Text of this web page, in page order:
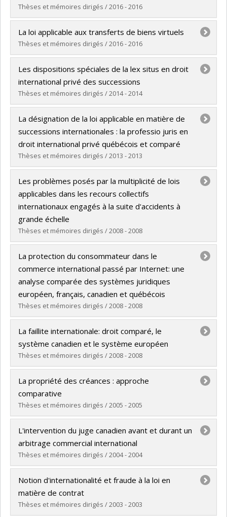
Diplôme obtenu :LL. D.
Lien vers le document dans Papyrus
Thèses et mémoires dirigés / 2016 - 2016
Diplômé(e) :Bertaud du Chazaud, Justine BDC.
Cycle : Maîtrise
Diplôme obtenu :LL. M.
Lien vers le document dans Papyrus
La loi applicable aux transferts de biens virtuels
Thèses et mémoires dirigés / 2016 - 2016
Diplômé(e) :Carré, Dobah
Cycle :Doctorat
Diplôme obtenu :LL. D.
Lien vers le document dans Papyrus
Les dispositions spéciales de la lex situs en droit
international privé des successions
Thèses et mémoires dirigés / 2014 - 2014
Diplômé(e) :Chikoc Barreda, Naivi
Cycle :Maîtrise
Diplôme obtenu :LL. M.
Lien vers le document dans Papyrus
La désignation de la loi applicable en matière de
successions internationales : la professio juris en
droit international privé québécois et comparé
Thèses et mémoires dirigés / 2013 - 2013
Diplômé(e) :Ghozlan, Stéphanie
Cycle :Maîtrise
Diplôme obtenu :LL. M.
Lien vers le document dans Papyrus
Les problèmes posés par la multiplicité de lois
applicables dans les recours collectifs
internationaux engagés à la suite d'accidents à
grande échelle
Thèses et mémoires dirigés / 2008 - 2008
Diplômé(e) : Fournier, Johanne
Cycle :Maîtrise
Diplôme obtenu : LL. M.
Lien vers le document dans Papyrus
La protection du consommateur dans le
commerce international passé par Internet: une
analyse comparée des systèmes juridiques
européen, français, canadien et québécois
Thèses et mémoires dirigés / 2008 - 2008
Diplômé(e) :Koné, Moriba Alain
Cycle :Maîtrise
Diplôme obtenu :LL. M.
Lien vers le document dans Papyrus
La faillite internationale: droit comparé, le
système canadien et le système européen
Thèses et mémoires dirigés / 2008 - 2008
Diplômé(e) :Carré, Dobah
Cycle :Maîtrise
Diplôme obtenu :LL. M.
Lien vers le document dans Papyrus
La propriété des créances : approche
comparative
Thèses et mémoires dirigés / 2005 - 2005
Diplômé(e) :Emerich, Yaëll
Cycle :Doctorat
Diplôme obtenu :LL. D.
Lien vers le document dans Papyrus
L'intervention du juge canadien avant et durant un
arbitrage commercial international
Thèses et mémoires dirigés / 2004 - 2004
Diplômé(e) :Bachand, Frédéric
Cycle :Doctorat
Diplôme obtenu :LL. D.
Notion d'internationalité et fraude à la loi en
matière de contrat
Thèses et mémoires dirigés / 2003 - 2003